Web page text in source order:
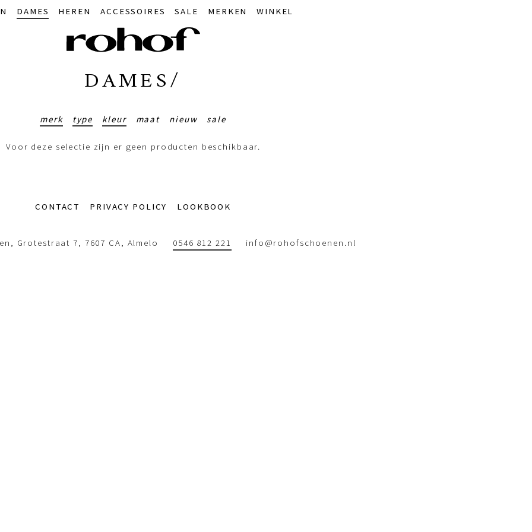
DAMES HEREN ACCESSOIRES SALE MERKEN WINKEL
DAMES/
merk type kleur maat nieuw sale
Voor deze selectie zijn er geen producten beschikbaar.
CONTACT PRIVACY POLICY LOOKBOOK
Grotestraat 7, 7607 CA, Almelo 0546 812 221 info@rohofschoenen.nl